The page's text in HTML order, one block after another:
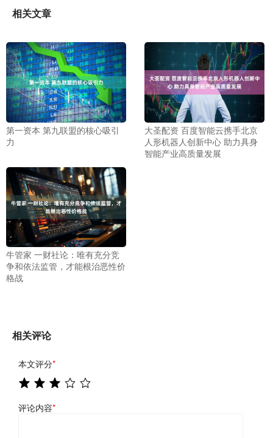
相关文章
第一资本 第九联盟的核心吸引
力
大圣配资 百度智能云携手北京
人形机器人创新中心 助力具身
智能产业高质量发展
牛管家 一财社论：唯有充分竞
争和依法监管，才能根治恶性价
格战
相关评论
本文评分*
评论内容*